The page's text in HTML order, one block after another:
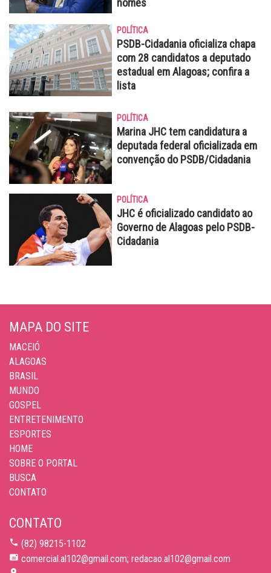
nomes
POLÍTICA
PSDB-Cidadania oficializa chapa
com 28 candidatos a deputado
estadual em Alagoas; confira a
lista
POLÍTICA
Marina JHC tem candidatura a
deputada federal oficializada em
convenção do PSDB/Cidadania
POLÍTICA
JHC é oficializado candidato ao
Governo de Alagoas pelo PSDB-
Cidadania
MAPA DO SITE
MACEIÓ
ALAGOAS
BRASIL
MUNDO
GOSPEL
ENTRETENIMENTO
ESPORTES
HOME
SOBRE O PORTAL
BUSCA
CONTATO
CONTATO
(82) 98215-1102
comercial.al102@gmail.com; redacao.al102@gmail.com